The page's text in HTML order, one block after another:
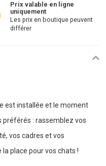
Prix valable en ligne
uniquement
Les prix en boutique peuvent
différer
est installée et le moment
préférés : rassemblez vos
vos cadres et vos
place pour vos chats !